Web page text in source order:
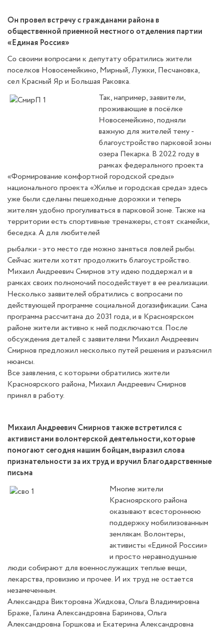
Он провел встречу с гражданами района в
общественной приемной местного отделения партии
«Единая Россия»
Со своими вопросами к депутату обратились жители
поселков Новосемейкино, Мирный, Лужки, Песчановка,
сел Красный Яр и Большая Раковка.
Так, например, заявители,
проживающие в посёлке
Новосемейкино, подняли
важную для жителей тему -
благоустройство парковой зоны
озера Пекарка. В 2022 году в
рамках федерального проекта
«Формирование комфортной городской среды»
национального проекта «Жилье и городская среда» здесь
уже были сделаны пешеходные дорожки и теперь
жителям удобно прогуливаться в парковой зоне. Также на
территории есть спортивные тренажеры, стоят скамейки,
беседка. А для любителей
рыбалки - это место где можно заняться ловлей рыбы.
Сейчас жители хотят продолжить благоустройство.
Михаил Андреевич Смирнов эту идею поддержал и в
рамках своих полномочий посодействует в ее реализации.
Несколько заявителей обратились с вопросами по
действующей программе социальной догазификации. Сама
программа рассчитана до 2031 года, и в Красноярском
районе жители активно к ней подключаются. После
обсуждения деталей с заявителями Михаил Андреевич
Смирнов предложил несколько путей решения и разъяснил
нюансы.
Все заявления, с которыми обратились жители
Красноярского района, Михаил Андреевич Смирнов
принял в работу.
Михаил Андреевич Смирнов также встретился с
активистами волонтерской деятельности, которые
помогают сегодня нашим бойцам, выразил слова
признательности за их труд и вручил Благодарственные
письма
Многие жители
Красноярского района
оказывают всестороннюю
поддержку мобилизованным
землякам. Волонтеры,
активисты «Единой России»
и просто неравнодушные
люди собирают для военнослужащих теплые вещи,
лекарства, провизию и прочее. И их труд не остается
незамеченным.
Александра Викторовна Жидкова, Ольга Владимировна
Браже, Галина Александровна Баринова, Ольга
Александровна Горшкова и Екатерина Александровна